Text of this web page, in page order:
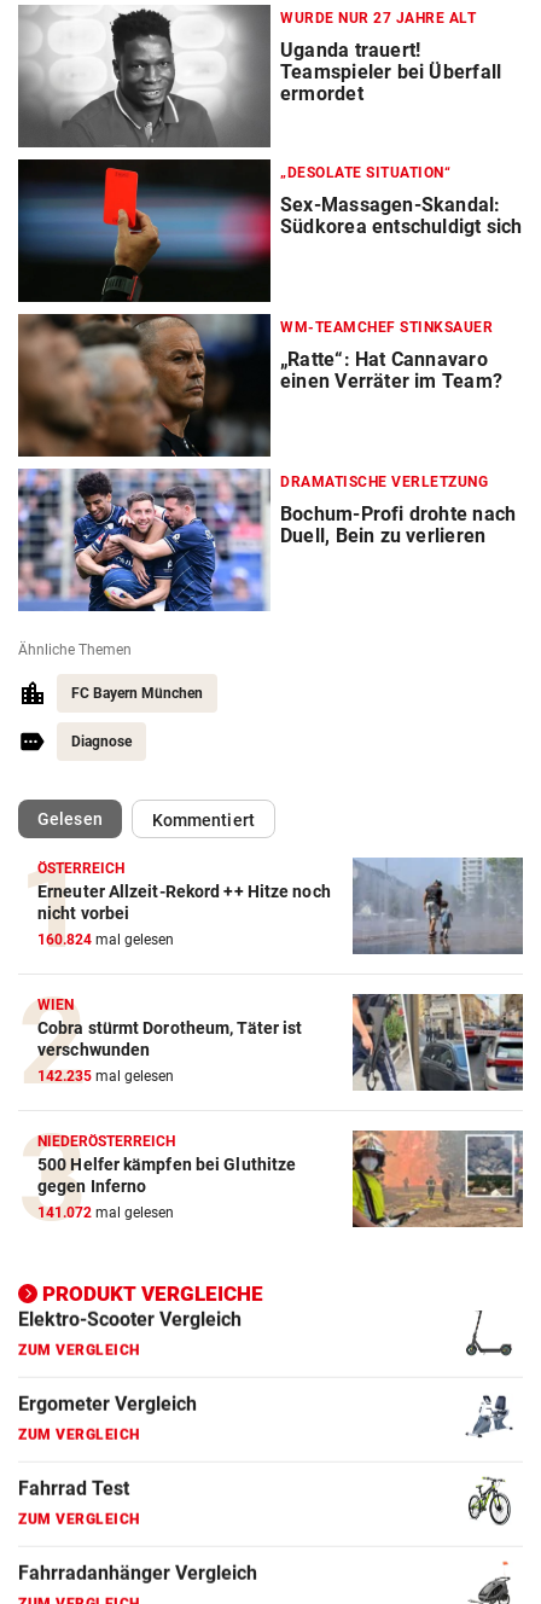
WURDE NUR 27 JAHRE ALT
Uganda trauert!
Teamspieler bei Überfall
ermordet
„DESOLATE SITUATION“
Sex-Massagen-Skandal:
Südkorea entschuldigt sich
WM-TEAMCHEF STINKSAUER
„Ratte“: Hat Cannavaro
einen Verräter im Team?
DRAMATISCHE VERLETZUNG
Bochum-Profi drohte nach
Duell, Bein zu verlieren
Ähnliche Themen
FC Bayern München
Diagnose
Gelesen(ausgewählt)Kommentiert
ÖSTERREICH
Erneuter Allzeit-Rekord ++ Hitze noch
nicht vorbei
160.824 mal gelesen
WIEN
Cobra stürmt Dorotheum, Täter ist
verschwunden
142.235 mal gelesen
NIEDERÖSTERREICH
500 Helfer kämpfen bei Gluthitze
gegen Inferno
141.072 mal gelesen
PRODUKT VERGLEICHE
Action-Cam Vergleich
ZUM VERGLEICH
Crosstrainer Vergleich
ZUM VERGLEICH
E-Bike Vergleich
ZUM VERGLEICH
Elektro-Scooter Vergleich
ZUM VERGLEICH
ZUM VERGLEICH
Fahrradanhänger Vergleich
Hoverboard Vergleich